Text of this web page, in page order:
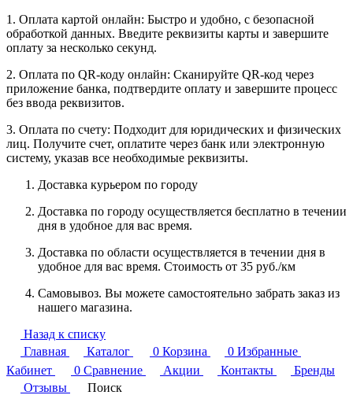
1. Оплата картой онлайн: Быстро и удобно, с безопасной
обработкой данных. Введите реквизиты карты и завершите
оплату за несколько секунд.
2. Оплата по QR-коду онлайн: Сканируйте QR-код через
приложение банка, подтвердите оплату и завершите процесс
без ввода реквизитов.
3. Оплата по счету: Подходит для юридических и физических
лиц. Получите счет, оплатите через банк или электронную
систему, указав все необходимые реквизиты.
Доставка курьером по городу
Доставка по городу осуществляется бесплатно в течении
дня в удобное для вас время.
Доставка по области осуществляется в течении дня в
удобное для вас время. Стоимость от 35 руб./км
Самовывоз. Вы можете самостоятельно забрать заказ из
нашего магазина.
Назад к списку
Главная
Каталог 0 Корзина 0 Избранные
Кабинет
0 Сравнение Акции Контакты
Бренды
Отзывы
Поиск